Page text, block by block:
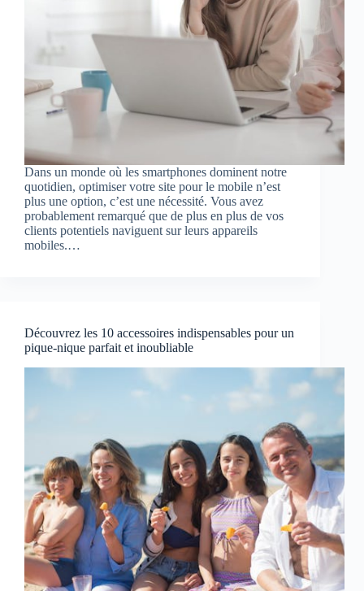
Dans un monde où les smartphones dominent notre
quotidien, optimiser votre site pour le mobile n’est
plus une option, c’est une nécessité. Vous avez
probablement remarqué que de plus en plus de vos
clients potentiels naviguent sur leurs appareils
mobiles.…
Découvrez les 10 accessoires indispensables pour un
pique-nique parfait et inoubliable